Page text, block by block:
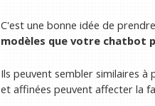
C'est une bonne idée de
modèles que votre chatbot
Ils peuvent sembler similaires
et affinées peuvent affecter la